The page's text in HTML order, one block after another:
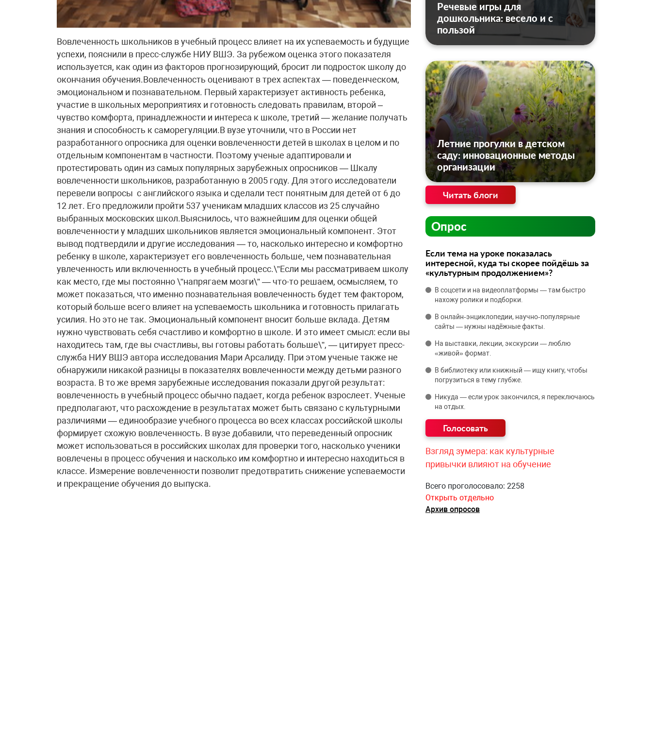
Вовлеченность школьников в учебный процесс влияет на их успеваемость и будущие
успехи, пояснили в пресс-службе НИУ ВШЭ. За рубежом оценка этого показателя
используется, как один из факторов прогнозирующий, бросит ли подросток школу до
окончания обучения.Вовлеченность оценивают в трех аспектах — поведенческом,
эмоциональном и познавательном. Первый характеризует активность ребенка,
участие в школьных мероприятиях и готовность следовать правилам, второй –
чувство комфорта, принадлежности и интереса к школе, третий — желание получать
знания и способность к саморегуляции.В вузе уточнили, что в России нет
разработанного опросника для оценки вовлеченности детей в школах в целом и по
отдельным компонентам в частности. Поэтому ученые адаптировали и
протестировать один из самых популярных зарубежных опросников — Шкалу
вовлеченности школьников, разработанную в 2005 году. Для этого исследователи
перевели вопросы с английского языка и сделали тест понятным для детей от 6 до
12 лет. Его предложили пройти 537 ученикам младших классов из 25 случайно
выбранных московских школ.Выяснилось, что важнейшим для оценки общей
вовлеченности у младших школьников является эмоциональный компонент. Этот
вывод подтвердили и другие исследования — то, насколько интересно и комфортно
ребенку в школе, характеризует его вовлеченность больше, чем познавательная
увлеченность или включенность в учебный процесс.\”Если мы рассматриваем школу
как место, где мы постоянно \”напрягаем мозги\” — что-то решаем, осмысляем, то
может показаться, что именно познавательная вовлеченность будет тем фактором,
который больше всего влияет на успеваемость школьника и готовность прилагать
усилия. Но это не так. Эмоциональный компонент вносит больше вклада. Детям
нужно чувствовать себя счастливо и комфортно в школе. И это имеет смысл: если вы
находитесь там, где вы счастливы, вы готовы работать больше\”, — цитирует пресс-
служба НИУ ВШЭ автора исследования Мари Арсалиду. При этом ученые также не
обнаружили никакой разницы в показателях вовлеченности между детьми разного
возраста. В то же время зарубежные исследования показали другой результат:
вовлеченность в учебный процесс обычно падает, когда ребенок взрослеет. Ученые
предполагают, что расхождение в результатах может быть связано с культурными
различиями — единообразие учебного процесса во всех классах российской школы
формирует схожую вовлеченность. В вузе добавили, что переведенный опросник
может использоваться в российских школах для проверки того, насколько ученики
вовлечены в процесс обучения и насколько им комфортно и интересно находиться в
классе. Измерение вовлеченности позволит предотвратить снижение успеваемости
и прекращение обучения до выпуска.
Речевые игры для
дошкольника: весело и с
пользой
Летние прогулки в детском
саду: инновационные методы
организации
Читать блоги
Опрос
Если тема на уроке показалась
интересной, куда ты скорее пойдёшь за
«культурным продолжением»?
В соцсети и на видеоплатформы — там быстро
нахожу ролики и подборки.
В онлайн‑энциклопедии, научно‑популярные
сайты — нужны надёжные факты.
На выставки, лекции, экскурсии — люблю
«живой» формат.
В библиотеку или книжный — ищу книгу, чтобы
погрузиться в тему глубже.
Никуда — если урок закончился, я переключаюсь
на отдых.
Взгляд зумера: как культурные
привычки влияют на обучение
Всего проголосовало: 2258
Открыть отдельно
Архив опросов